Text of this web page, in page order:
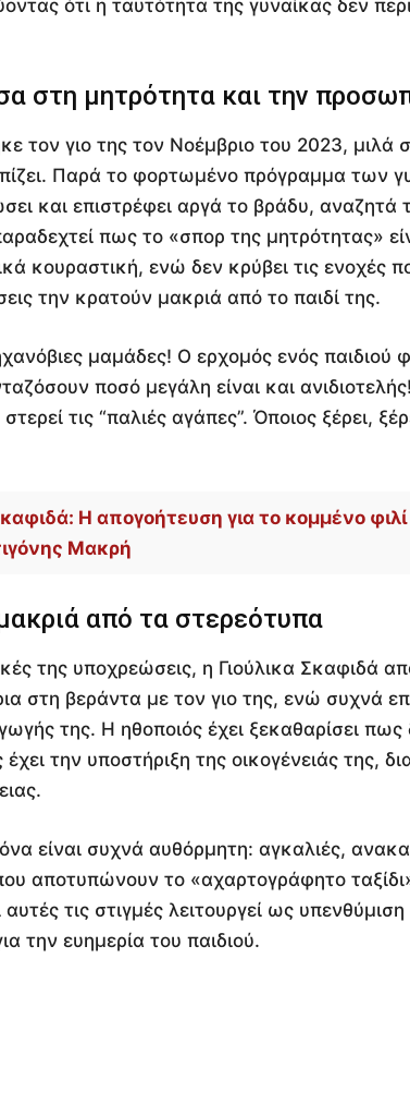
ότι η ταυτότητα της γυναίκας δεν
στη μητρότητα και την
τον γιο της τον Νοέμβριο του 2023, μιλά
Παρά το φορτωμένο πρόγραμμα των
και επιστρέφει αργά το βράδυ, αναζητά
πως το «σπορ της μητρότητας»
κουραστική, ενώ δεν κρύβει τις ενοχές
την κρατούν μακριά από το παιδί της.
μαμάδες! Ο ερχομός ενός παιδιού
ποσό μεγάλη είναι και
τις “παλιές αγάπες”. Όποιος ξέρει,
Η απογοήτευση για το κομμένο
Μακρή
από τα στερεότυπα
της υποχρεώσεις, η Γιούλικα Σκαφιδά
στη βεράντα με τον γιο της, ενώ συχνά
της. Η ηθοποιός έχει ξεκαθαρίσει πως
την υποστήριξη της οικογένειάς της,
είναι συχνά αυθόρμητη: αγκαλιές,
αποτυπώνουν το «αχαρτογράφητο
τις στιγμές λειτουργεί ως
την ευημερία του παιδιού.